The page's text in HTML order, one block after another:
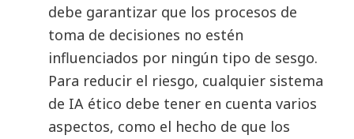
debe garantizar que los procesos de
toma de decisiones no estén
influenciados por ningún tipo de sesgo.
Para reducir el riesgo, cualquier sistema
de IA ético debe tener en cuenta varios
aspectos, como el hecho de que los